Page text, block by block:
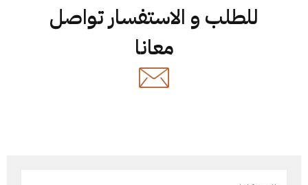
للطلب و الاستفسار تواصل
معانا